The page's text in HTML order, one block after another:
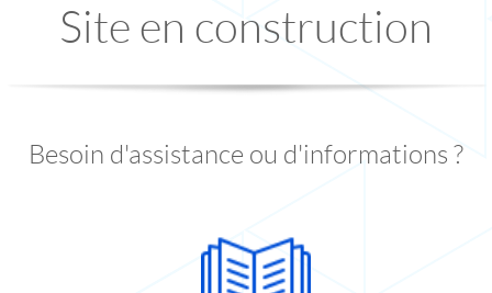
Site en construction
Besoin d'assistance ou d'informations ?